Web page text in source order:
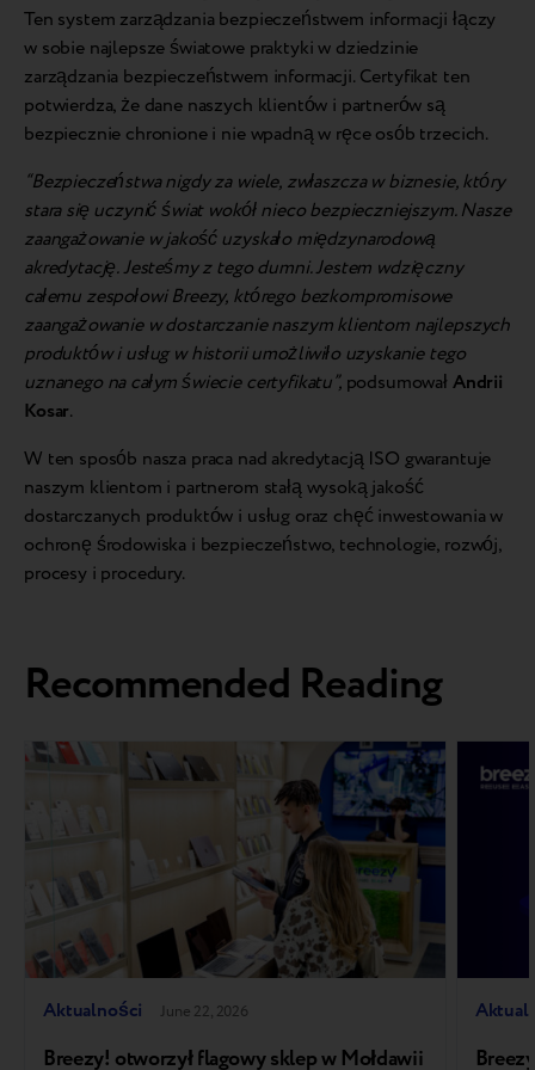
Ten system zarządzania bezpieczeństwem informacji łączy
w sobie najlepsze światowe praktyki w dziedzinie
zarządzania bezpieczeństwem informacji. Certyfikat ten
potwierdza, że dane naszych klientów i partnerów są
bezpiecznie chronione i nie wpadną w ręce osób trzecich.
“Bezpieczeństwa nigdy za wiele, zwłaszcza w biznesie, który
stara się uczynić świat wokół nieco bezpieczniejszym. Nasze
zaangażowanie w jakość uzyskało międzynarodową
akredytację. Jesteśmy z tego dumni. Jestem wdzięczny
całemu zespołowi Breezy, którego bezkompromisowe
zaangażowanie w dostarczanie naszym klientom najlepszych
produktów i usług w historii umożliwiło uzyskanie tego
uznanego na całym świecie certyfikatu”, podsumował Andrii
Kosar.
W ten sposób nasza praca nad akredytacją ISO gwarantuje
naszym klientom i partnerom stałą wysoką jakość
dostarczanych produktów i usług oraz chęć inwestowania w
ochronę środowiska i bezpieczeństwo, technologie, rozwój,
procesy i procedury.
Recommended Reading
Aktualności June 22, 2026
Breezy! otworzył flagowy sklep w Mołdawii